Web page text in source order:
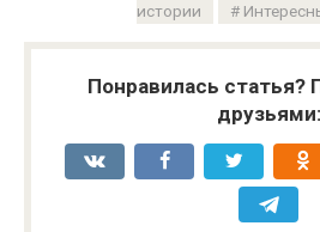
истории
Понравилась статья?
друзьями: